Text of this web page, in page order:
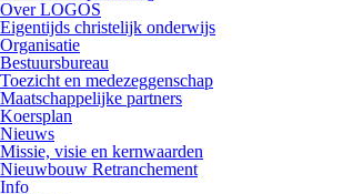
Over LOGOS
Eigentijds christelijk onderwijs
Organisatie
Bestuursbureau
Toezicht en medezeggenschap
Maatschappelijke partners
Koersplan
Nieuws
Missie, visie en kernwaarden
Nieuwbouw Retranchement
Info